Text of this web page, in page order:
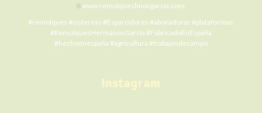
🌐www.remolqueshnosgarcia.com
#remolques #cisternas #Esparcidores #abonadoras #plataformas
#RemolquesHermanosGarcía #FabricadoEnEspaña
#hechoenespaña #agricultura #trabajosdecampo
#SiElCampoNoProduceLaCiudadNoCome
#agriculture
#agro #ElCampoNoPara
Instagram